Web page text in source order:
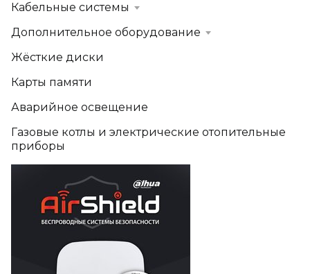
Кабельные системы
Дополнительное оборудование
Жёсткие диски
Карты памяти
Аварийное освещение
Газовые котлы и электрические отопительные
приборы